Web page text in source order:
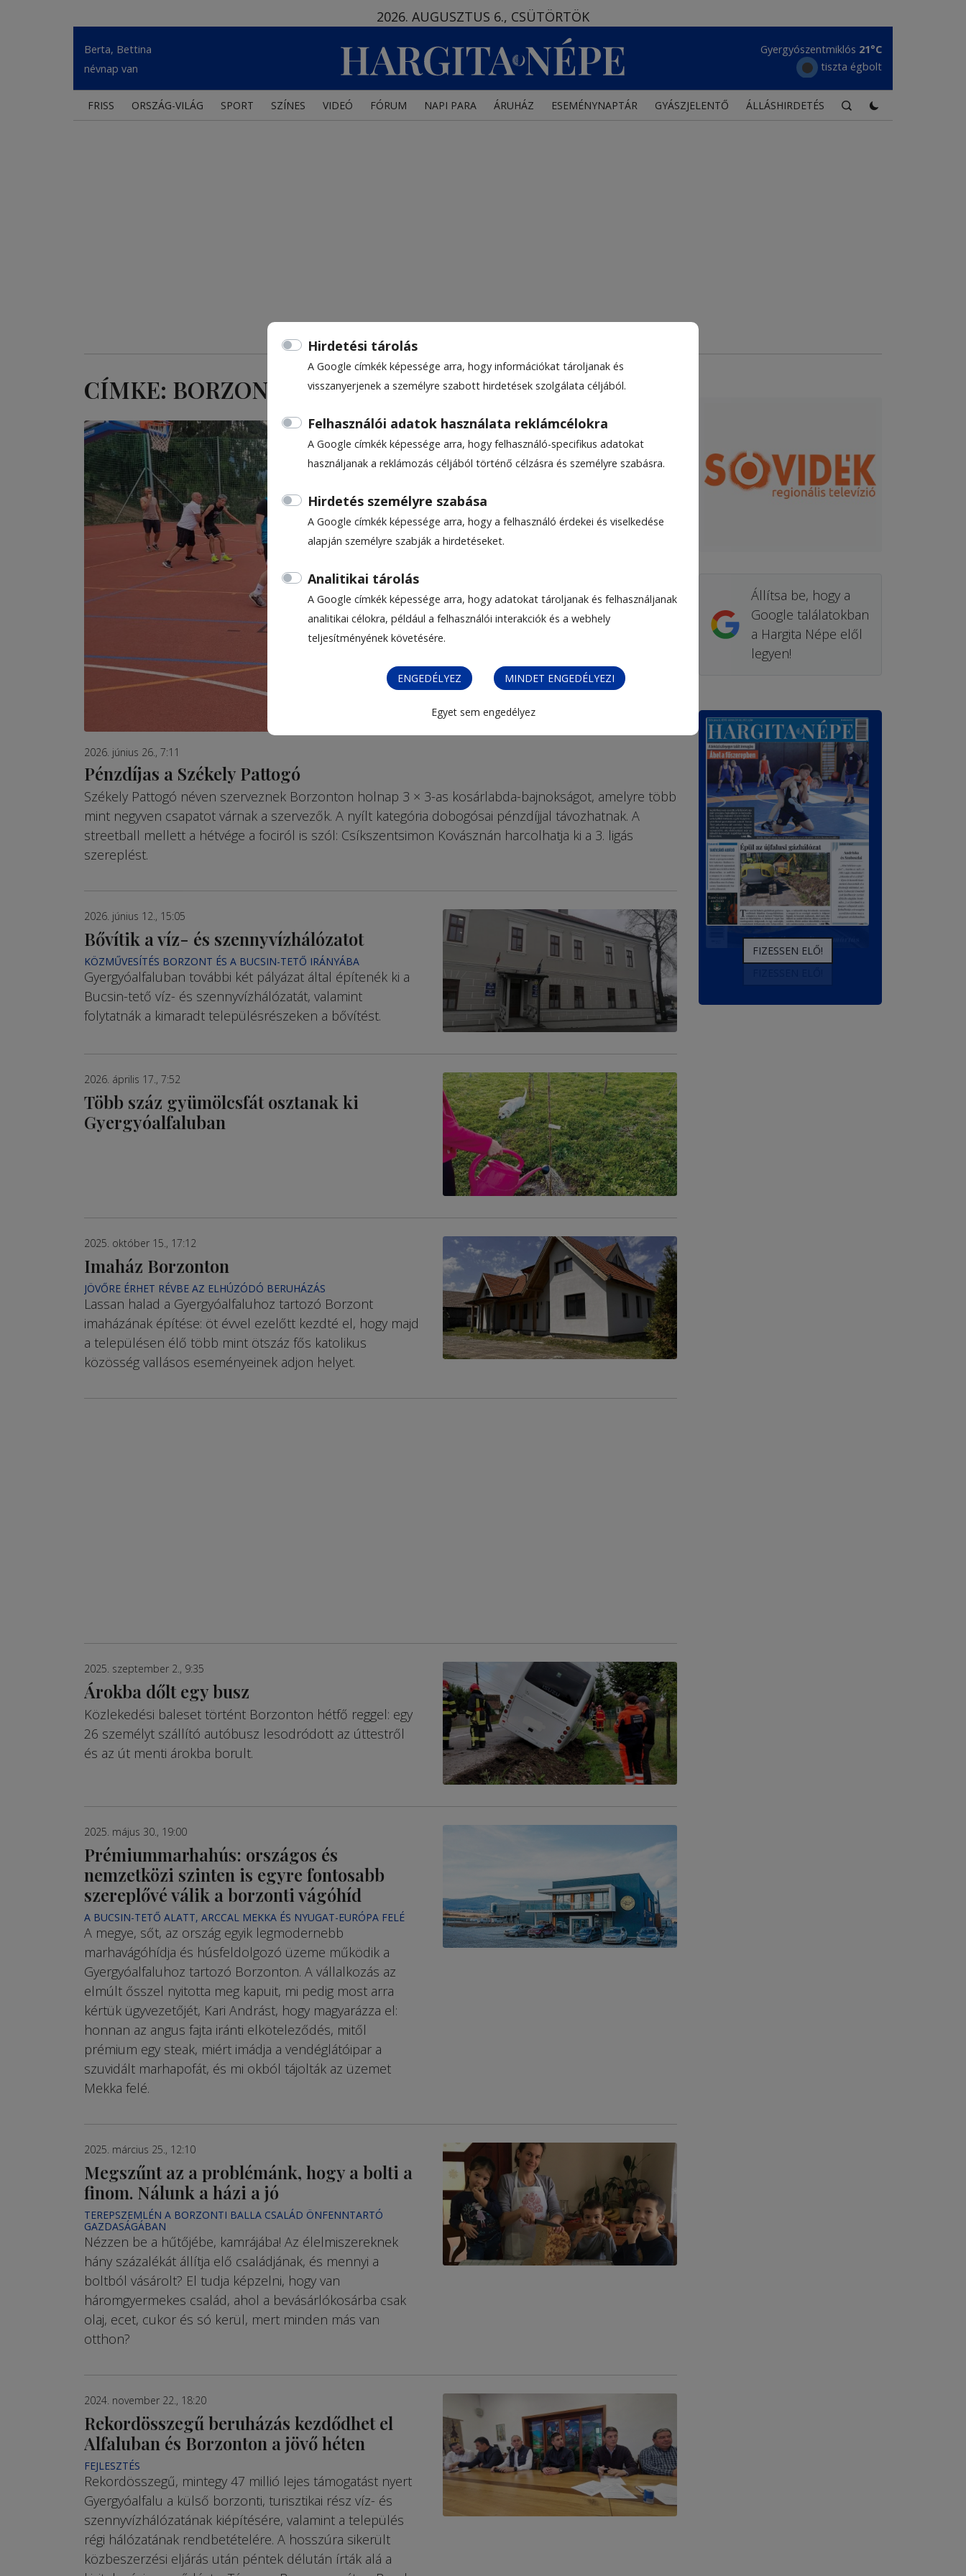
Hirdetési tárolás
A Google címkék képessége arra, hogy információkat tároljanak és
visszanyerjenek a személyre szabott hirdetések szolgálata céljából.
Felhasználói adatok használata reklámcélokra
A Google címkék képessége arra, hogy felhasználó-specifikus adatokat
használjanak a reklámozás céljából történő célzásra és személyre szabásra.
Hirdetés személyre szabása
A Google címkék képessége arra, hogy a felhasználó érdekei és viselkedése
alapján személyre szabják a hirdetéseket.
Analitikai tárolás
A Google címkék képessége arra, hogy adatokat tároljanak és felhasználjanak
analitikai célokra, például a felhasználói interakciók és a webhely
teljesítményének követésére.
ENGEDÉLYEZ MINDET ENGEDÉLYEZI
Egyet sem engedélyez
2026. AUGUSZTUS 6., CSÜTÖRTÖK
Berta, Bettina
névnap van
Gyergyószentmiklós 21°C
tiszta égbolt
FRISS ORSZÁG-VILÁG SPORT SZÍNES VIDEÓ FÓRUM NAPI PARA ÁRUHÁZ ESEMÉNYNAPTÁR GYÁSZJELENTŐ ÁLLÁSHIRDETÉS
CÍMKE: BORZONT
2026. június 26., 7:11
Pénzdíjas a Székely Pattogó
Székely Pattogó néven szerveznek Borzonton holnap 3 × 3-as kosárlabda-bajnokságot, amelyre több
mint negyven csapatot várnak a szervezők. A nyílt kategória dobogósai pénzdíjjal távozhatnak. A
streetball mellett a hétvége a fociról is szól: Csíkszentsimon Kovásznán harcolhatja ki a 3. ligás
szereplést.
2026. június 12., 15:05
Bővítik a víz- és szennyvízhálózatot
KÖZMŰVESÍTÉS BORZONT ÉS A BUCSIN-TETŐ IRÁNYÁBA
Gyergyóalfaluban további két pályázat által építenék ki a
Bucsin-tető víz- és szennyvízhálózatát, valamint
folytatnák a kimaradt településrészeken a bővítést.
2026. április 17., 7:52
Több száz gyümölcsfát osztanak ki
Gyergyóalfaluban
2025. október 15., 17:12
Imaház Borzonton
JÖVŐRE ÉRHET RÉVBE AZ ELHÚZÓDÓ BERUHÁZÁS
Lassan halad a Gyergyó­alfaluhoz tartozó Bor­zont
imaházának építése: öt évvel ezelőtt kezdté el, hogy majd
a településen élő több mint ötszáz fős katolikus
közösség vallásos eseményeinek adjon helyet.
2025. szeptember 2., 9:35
Árokba dőlt egy busz
Közlekedési baleset történt Borzonton hétfő reggel: egy
26 személyt szállító autóbusz lesodródott az úttestről
és az út menti árokba borult.
2025. május 30., 19:00
Prémiummarhahús: országos és
nemzetközi szinten is egyre fontosabb
szereplővé válik a borzonti vágóhíd
A BUCSIN-TETŐ ALATT, ARCCAL MEKKA ÉS NYUGAT-EURÓPA FELÉ
A megye, sőt, az ország egyik legmodernebb
marhavágóhídja és húsfeldolgozó üzeme működik a
Gyergyóalfaluhoz tartozó Borzonton. A vállalkozás az
elmúlt ősszel nyitotta meg kapuit, mi pedig most arra
kértük ügyvezetőjét, Kari Andrást, hogy magyarázza el:
honnan az angus fajta iránti elköteleződés, mitől
prémium egy steak, miért imádja a vendéglátóipar a
szuvidált marhapofát, és mi okból tájolták az üzemet
Mekka felé.
2025. március 25., 12:10
Megszűnt az a problémánk, hogy a bolti a
finom. Nálunk a házi a jó
TEREPSZEMLÉN A BORZONTI BALLA CSALÁD ÖNFENNTARTÓ
GAZDASÁGÁBAN
Nézzen be a hűtőjébe, kamrájába! Az élelmiszereknek
hány százalékát állítja elő családjának, és mennyi a
boltból vásárolt? El tudja képzelni, hogy van
háromgyermekes család, ahol a bevásárlókosárba csak
olaj, ecet, cukor és só kerül, mert minden más van
otthon?
2024. november 22., 18:20
Rekordösszegű beruházás kezdődhet el
Alfaluban és Borzonton a jövő héten
FEJLESZTÉS
Rekordösszegű, mintegy 47 millió lejes támogatást nyert
Gyergyóalfalu a külső borzonti, turisztikai rész víz- és
szennyvízhálózatának kiépítésére, valamint a település
régi hálózatának rendbetételére. A hosszúra sikerült
közbeszerzési eljárás után péntek délután írták alá a
Állítsa be, hogy a
Google találatokban
a Hargita Népe elől
legyen!
FIZESSEN ELŐ!